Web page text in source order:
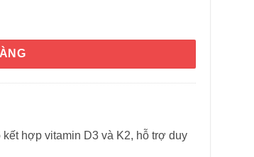
Care 150 viên số lượng
hợp vitamin D3 và K2, hỗ trợ duy